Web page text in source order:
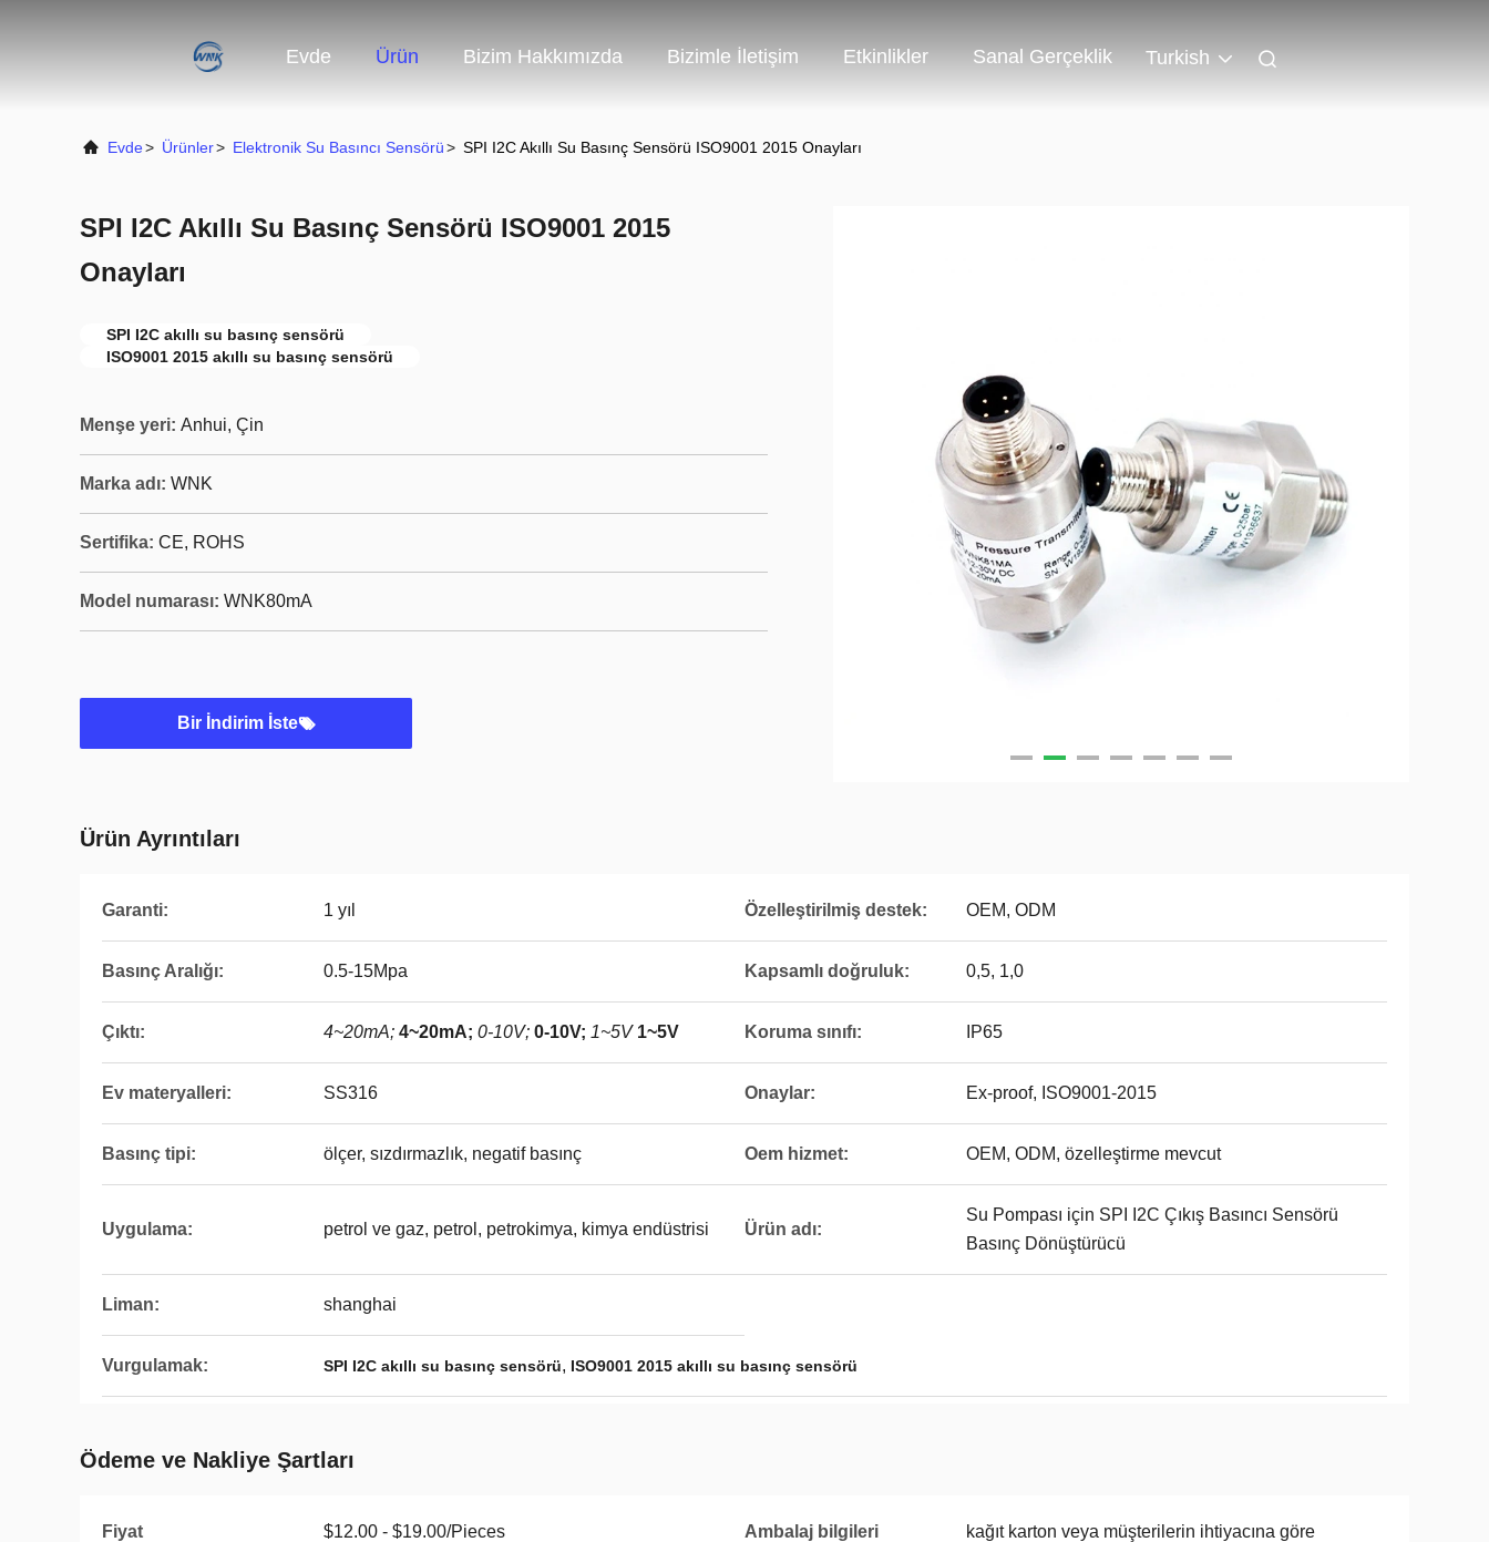
Evde Ürün Bizim Hakkımızda Bizimle İletişim Etkinlikler Sanal Gerçeklik Turkish
Evde> Ürünler> Elektronik Su Basıncı Sensörü> SPI I2C Akıllı Su Basınç Sensörü ISO9001 2015 Onayları
SPI I2C Akıllı Su Basınç Sensörü ISO9001 2015
Onayları
SPI I2C akıllı su basınç sensörü
ISO9001 2015 akıllı su basınç sensörü
Menşe yeri: Anhui, Çin
Marka adı: WNK
Sertifika: CE, ROHS
Model numarası: WNK80mA
Bir İndirim İste
Ürün Ayrıntıları
Garanti: 1 yıl Özelleştirilmiş destek: OEM, ODM
Basınç Aralığı: 0.5-15Mpa Kapsamlı doğruluk: 0,5, 1,0
Çıktı: 4~20mA; 4~20mA; 0-10V; 0-10V; 1~5V 1~5V Koruma sınıfı: IP65
Ev materyalleri: SS316 Onaylar: Ex-proof, ISO9001-2015
Basınç tipi: ölçer, sızdırmazlık, negatif basınç Oem hizmet: OEM, ODM, özelleştirme mevcut
Uygulama: petrol ve gaz, petrol, petrokimya, kimya endüstrisi Ürün adı:
Su Pompası için SPI I2C Çıkış Basıncı Sensörü
Basınç Dönüştürücü
Liman: shanghai
Vurgulamak: SPI I2C akıllı su basınç sensörü, ISO9001 2015 akıllı su basınç sensörü
Ödeme ve Nakliye Şartları
Fiyat $12.00 - $19.00/Pieces Ambalaj bilgileri kağıt karton veya müşterilerin ihtiyacına göre